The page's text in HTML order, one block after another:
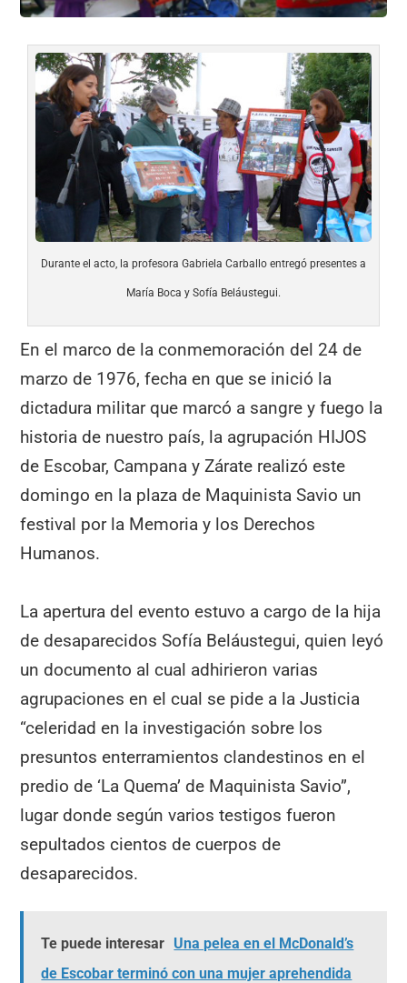
Durante el acto, la profesora Gabriela Carballo entregó presentes a
María Boca y Sofía Beláustegui.
En el marco de la conmemoración del 24 de
marzo de 1976, fecha en que se inició la
dictadura militar que marcó a sangre y fuego la
historia de nuestro país, la agrupación HIJOS
de Escobar, Campana y Zárate realizó este
domingo en la plaza de Maquinista Savio un
festival por la Memoria y los Derechos
Humanos.
La apertura del evento estuvo a cargo de la hija
de desaparecidos Sofía Beláustegui, quien leyó
un documento al cual adhirieron varias
agrupaciones en el cual se pide a la Justicia
“celeridad en la investigación sobre los
presuntos enterramientos clandestinos en el
predio de ‘La Quema’ de Maquinista Savio”,
lugar donde según varios testigos fueron
sepultados cientos de cuerpos de
desaparecidos.
Te puede interesar Una pelea en el McDonald’s
de Escobar terminó con una mujer aprehendida